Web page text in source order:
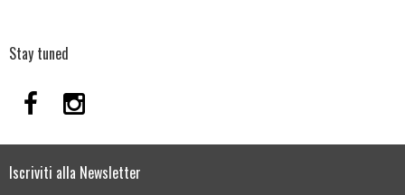
Stay tuned
Iscriviti alla Newsletter